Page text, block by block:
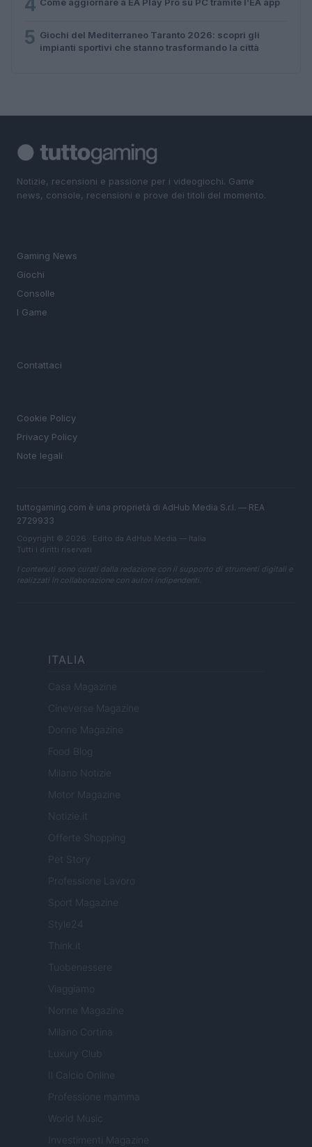
5 Giochi del Mediterraneo Taranto 2026: scopri gli
impianti sportivi che stanno trasformando la città
Notizie, recensioni e passione per i videogiochi. Game
news, console, recensioni e prove dei titoli del momento.
Gaming News
Giochi
Consolle
I Game
Contattaci
Cookie Policy
Privacy Policy
Note legali
tuttogaming.com è una proprietà di AdHub Media S.r.l. — REA
2729933
Copyright © 2026 · Edito da AdHub Media — Italia
Tutti i diritti riservati
I contenuti sono curati dalla redazione con il supporto di strumenti digitali e
realizzati in collaborazione con autori indipendenti.
ITALIA
Casa Magazine
Cineverse Magazine
Donne Magazine
Food Blog
Milano Notizie
Motor Magazine
Notizie.it
Offerte Shopping
Professione Lavoro
Sport Magazine
Style24
Think.it
Tuobenessere
Viaggiamo
Nonne Magazine
Milano Cortina
Luxury Club
Il Calcio Online
Professione mamma
World Music
Investimenti Magazine